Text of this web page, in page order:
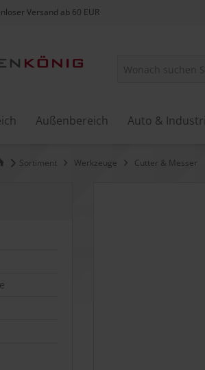
Versand ab 60 EUR
Außenbereich Auto &
Sortiment Werkzeuge Cutter & Messer